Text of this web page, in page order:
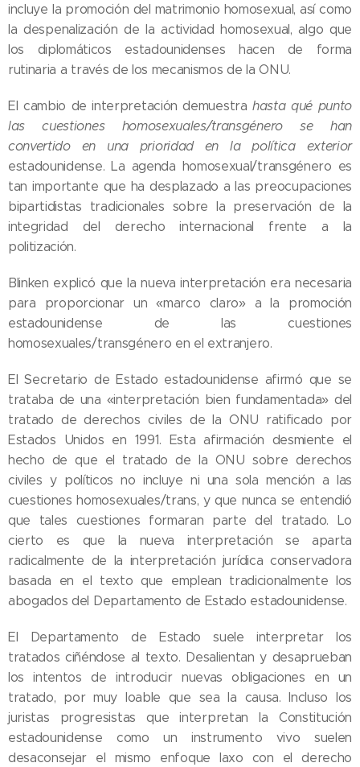
incluye la promoción del matrimonio homosexual, así como
la despenalización de la actividad homosexual, algo que
los diplomáticos estadounidenses hacen de forma
rutinaria a través de los mecanismos de la ONU.
El cambio de interpretación demuestrahasta qué punto
las cuestiones homosexuales/transgénero se han
convertido en una prioridad en la política exterior
estadounidense. La agenda homosexual/transgénero es
tan importante que ha desplazado a las preocupaciones
bipartidistas tradicionales sobre la preservación de la
integridad del derecho internacional frente a la
politización.
Blinken explicó que la nueva interpretación era necesaria
para proporcionar un «marco claro» a la promoción
estadounidense de las cuestiones
homosexuales/transgénero en el extranjero.
El Secretario de Estado estadounidense afirmó que se
trataba de una «interpretación bien fundamentada» del
tratado de derechos civiles de la ONU ratificado por
Estados Unidos en 1991. Esta afirmación desmiente el
hecho de que el tratado de la ONU sobre derechos
civiles y políticos no incluye ni una sola mención a las
cuestiones homosexuales/trans, y que nunca se entendió
que tales cuestiones formaran parte del tratado. Lo
cierto es que la nueva interpretación se aparta
radicalmente de la interpretación jurídica conservadora
basada en el texto que emplean tradicionalmente los
abogados del Departamento de Estado estadounidense.
El Departamento de Estado suele interpretar los
tratados ciñéndose al texto. Desalientan y desaprueban
los intentos de introducir nuevas obligaciones en un
tratado, por muy loable que sea la causa. Incluso los
juristas progresistas que interpretan la Constitución
estadounidense como un instrumento vivo suelen
desaconsejar el mismo enfoque laxo con el derecho